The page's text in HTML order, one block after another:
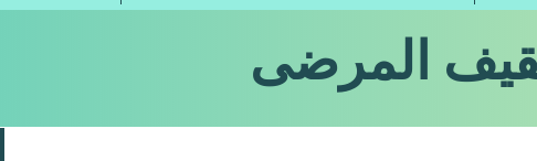
المرضى